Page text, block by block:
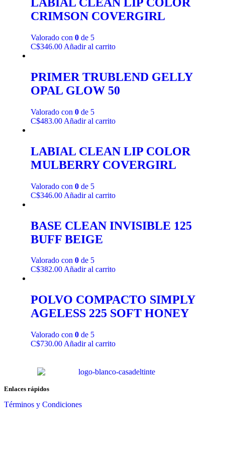
CRIMSON COVERGIRL
Valorado con 0de 5
C$346.00 Añadir al carrito
PRIMER TRUBLEND GELLY
OPAL GLOW 50
Valorado con 0de 5
C$483.00 Añadir al carrito
LABIAL CLEAN LIP COLOR
MULBERRY COVERGIRL
Valorado con 0de 5
C$346.00 Añadir al carrito
BASE CLEAN INVISIBLE 125
BUFF BEIGE
Valorado con 0de 5
C$382.00Añadir al carrito
POLVO COMPACTO SIMPLY
AGELESS 225 SOFT HONEY
Valorado con 0de 5
C$730.00 Añadir al carrito
Enlaces rápidos
Términos y Condiciones